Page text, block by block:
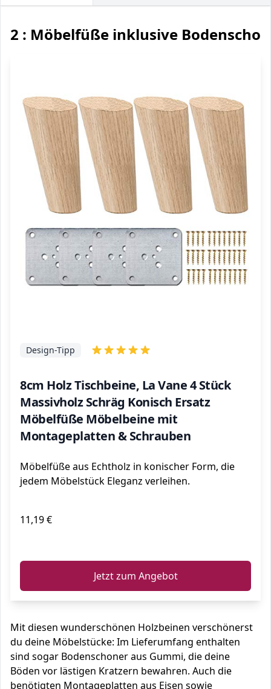
2 : Möbelfüße inklusive
8cm Holz Tischbeine, La Vane 4 Stück
Massivholz Schräg Konisch Ersatz
Möbelfüße Möbelbeine mit
Montageplatten & Schrauben
Design-Tipp
Möbelfüße aus Echtholz in konischer Form, die
jedem Möbelstück Eleganz verleihen.
11,19 €
Jetzt zum Angebot
Mit diesen wunderschönen Holzbeinen verschönerst
du deine Möbelstücke: Im Lieferumfang enthalten
sind sogar Bodenschoner aus Gummi, die deine
Böden vor lästigen Kratzern bewahren. Auch die
benötigten Montageplatten aus Eisen sowie